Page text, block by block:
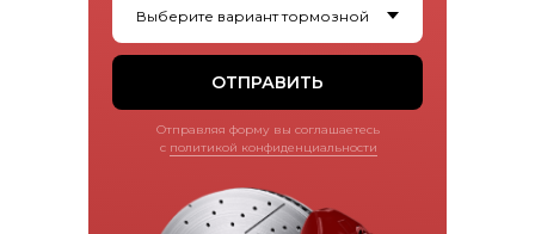
ОТПРАВИТЬ
Отправляя форму вы соглашаетесь
с политикой конфиденциальности